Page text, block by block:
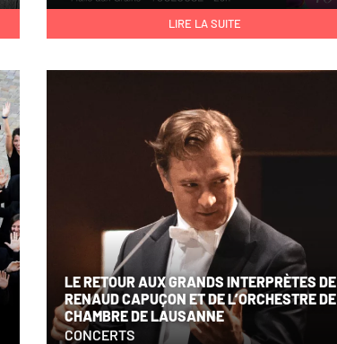
LIRE LA SUITE
LE RETOUR AUX GRANDS INTERPRÈTES DE
RENAUD CAPUÇON ET DE L’ORCHESTRE DE
CHAMBRE DE LAUSANNE
CONCERTS